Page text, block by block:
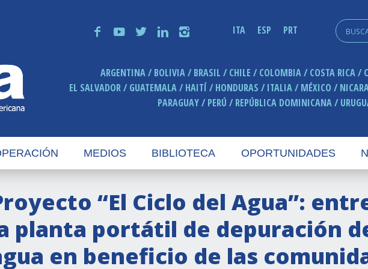
f y t n i ITA ESP PRT
Search
for:
ARGENTINA BOLIVIA BRASIL CHILE COLOMBIA COSTA RICA
EL SALVADOR
GUATEMALA HAITÍ HONDURAS ITALIA MÉXICO
PARAGUAY
PERÚ REPÚBLICA DOMINICANA
MEDIOS BIBLIOTECA OPORTUNIDADES
“El Ciclo del Agua”:
planta portátil de depuración
en beneficio de las